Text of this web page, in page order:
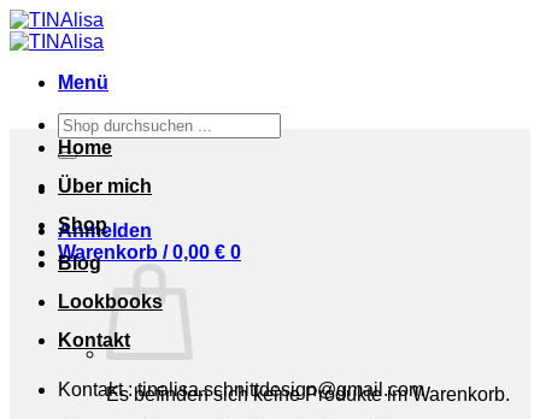
Zum
Inhalt
Menü
Suchen
nach:
Anmelden
Warenkorb /0,00 € 0
Es befinden sich keine Produkte im Warenkorb.
Home
Über mich
Shop
Blog
Lookbooks
Kontakt
Kontakt : tinalisa.schnittdesign@gmail.com